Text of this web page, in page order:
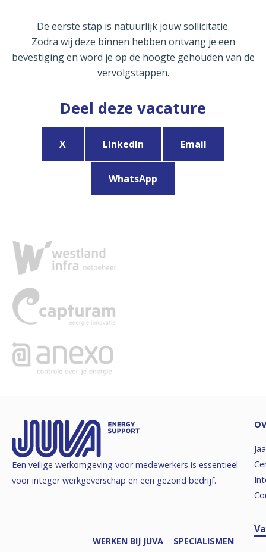
De eerste stap is natuurlijk jouw sollicitatie.
Zodra wij deze binnen hebben ontvang je een
bevestiging en word je op de hoogte gehouden van de
vervolgstappen.
Deel deze vacature
X LinkedIn Email
WhatsApp
Een veilige werkomgeving voor medewerkers is essentieel
voor integer werkgeverschap en een gezond bedrijf.
WERKEN BIJ JUVA SPECIALISMEN